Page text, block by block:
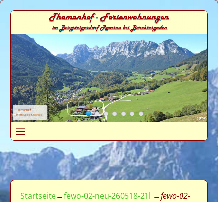
Thomanhof
(vom Soleleitungsweg)
Startseite→fewo-02-neu-260518-21l →fewo-02-